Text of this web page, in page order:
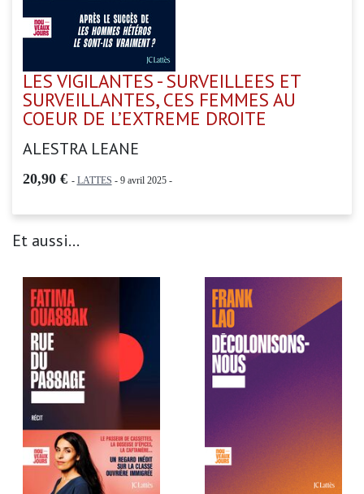
LES VIGILANTES - SURVEILLEES ET
SURVEILLANTES, CES FEMMES AU
COEUR DE L’EXTREME DROITE
ALESTRA LEANE
20,90 € - LATTES - 9 avril 2025 -
Et aussi...